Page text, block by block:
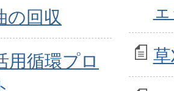
の回収
用循環プロ